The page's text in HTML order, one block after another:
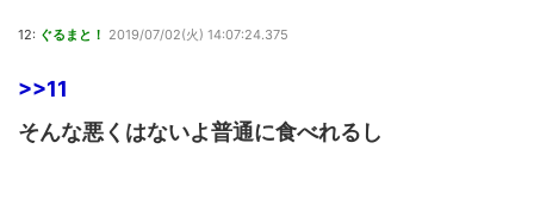
12: ぐるまと！ 2019/07/02(火) 14:07:24.375
>>11
そんな悪くはないよ普通に食べれるし